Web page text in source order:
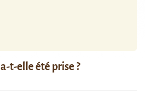
t-elle été prise ?